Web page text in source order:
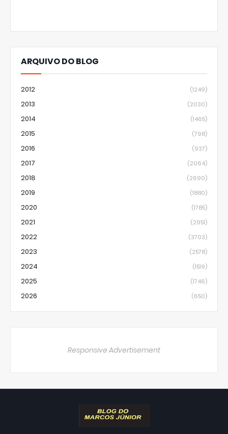
ARQUIVO DO BLOG
2012 (1249)
2013 (2030)
2014 (1465)
2015 (798)
2016 (937)
2017 (2064)
2018 (2690)
2019 (1880)
2020 (1785)
2021 (2951)
2022 (3703)
2023 (2578)
2024 (1519)
2025 (1746)
2026 (650)
Responsive Advertisement